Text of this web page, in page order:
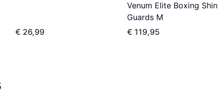
€ 26,99
Venum Elite Boxing Shin
Guards M
€ 119,95